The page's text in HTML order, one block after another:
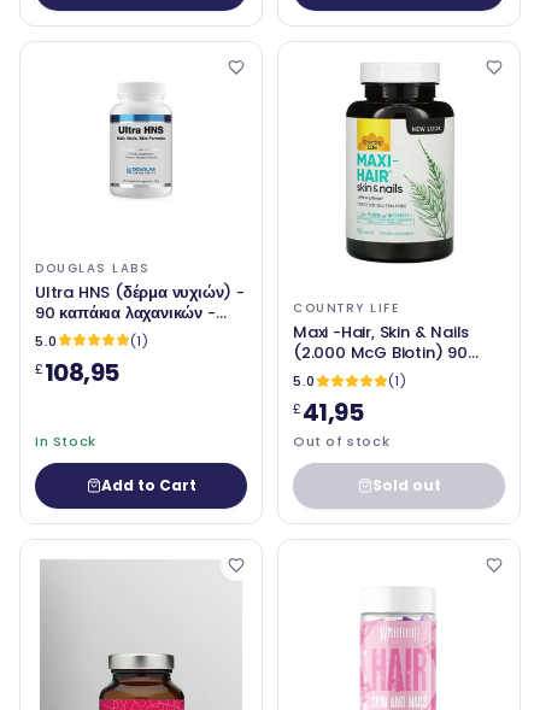
DOUGLAS LABS
Ultra HNS (δέρμα νυχιών) -
90 καπάκια λαχανικών -
Douglas Laboratories
5.0
(1)
£108,95
In Stock
Add to Cart
COUNTRY LIFE
Maxi -Hair, Skin & Nails
(2.000 McG Biotin) 90
Δισκία -
5.0
(1)
£41,95
Out of stock
Sold out